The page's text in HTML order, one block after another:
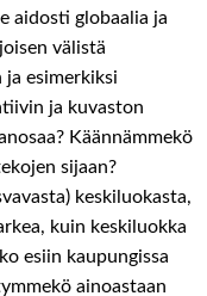
aidosti globaalia ja
välistä
ja esimerkiksi
ja kuvaston
Käännämmekö
sijaan?
keskiluokasta,
kuin keskiluokka
esiin kaupungissa
ainoastaan